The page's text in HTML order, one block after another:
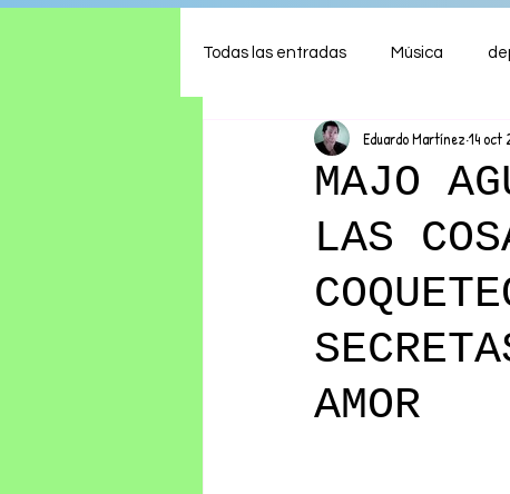
Todas las entradas Música
Shows Comida
Hogar
MAJO
LAS
AMOR
Eduardo Martínez 14 oct